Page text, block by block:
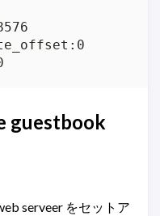
guestbook
serveer をセットア